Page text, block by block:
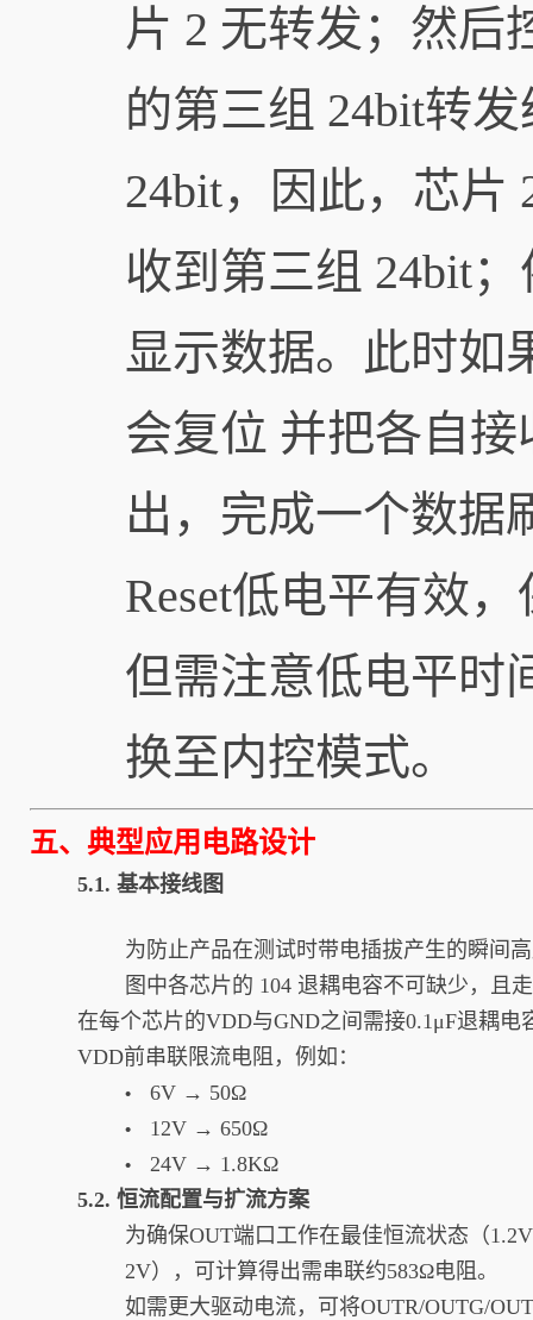
片 2 无转发；然后
的第三组 24bit转
24bit，因此，芯片
收到第三组 24bit
显示数据。此时如
会复位 并把各自
出，完成一个数据
Reset低电平有效
但需注意低电平时
换至内控模式。
五、典型应用电路设计
5.1. 基本接线图
为防止产品在测试时带电插拔产生的瞬间
图中各芯片的 104 退耦电容不可缺少，且
在每个芯片的VDD与GND之间需接0.1μF退耦
VDD前串联限流电阻，例如：
• 6V → 50Ω
• 12V → 650Ω
• 24V → 1.8KΩ
5.2. 恒流配置与扩流方案
为确保OUT端口工作在最佳恒流状态（
2V），可计算得出需串联约583Ω电阻。
如需更大驱动电流，可将OUTR/OUTG/